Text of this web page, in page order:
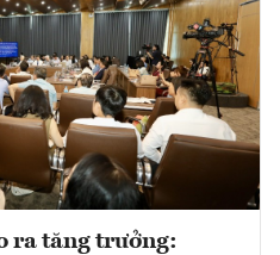
ra tăng trưởng: